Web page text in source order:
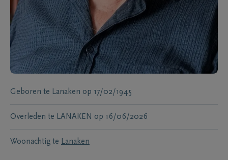
Geboren te Lanaken op 17/02/1945
Overleden te LANAKEN op 16/06/2026
Woonachtig te Lanaken